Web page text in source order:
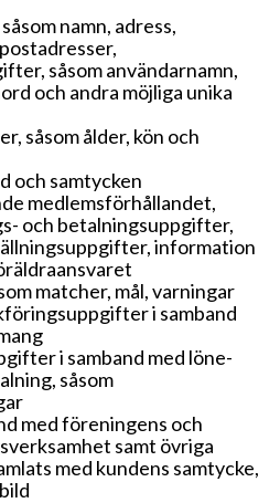
namn, adress,
såsom användarnamn,
och andra möjliga unika
såsom ålder, kön och
och samtycken
medlemsförhållandet,
och betalningsuppgifter,
information
matcher, mål, varningar
i samband
i samband med löne-
såsom
med föreningens och
samt övriga
med kundens samtycke,